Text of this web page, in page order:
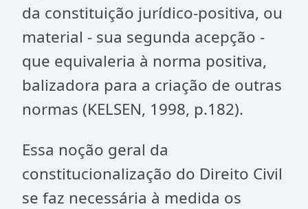
da constituição jurídico-positiva, ou
material - sua segunda acepção -
que equivaleria à norma positiva,
balizadora para a criação de outras
normas (KELSEN, 1998, p.182).
Essa noção geral da
constitucionalização do Direito Civil
se faz necessária à medida os